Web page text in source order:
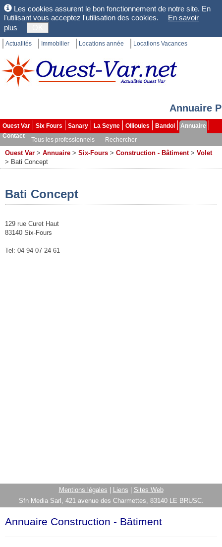
Les cookies assurent le bon fonctionnement de notre site. En
l'utilisant vous acceptez l'utilisation des cookies.
En savoir
plus
Actualités Immobilier Locations année Locations Vacances
Annuaire
Ouest Var Six Fours Sanary La Seyne Ollioules Bandol
Annuaire
Contact
Tous les professionnels Rechercher
Ouest Var > Annuaire > Six-Fours > Construction - Bâtiment > Volet
> Bati Concept
Bati Concept
129 rue Curet Haut
83140 Six-Fours
Tel: 04 94 07 24 61
Mentions légales Liens
Sites Web
Sfn Media Sarl, 421 avenue des Charmettes, 83140 LE BRUSC.
Annuaire Construction - Bâtiment